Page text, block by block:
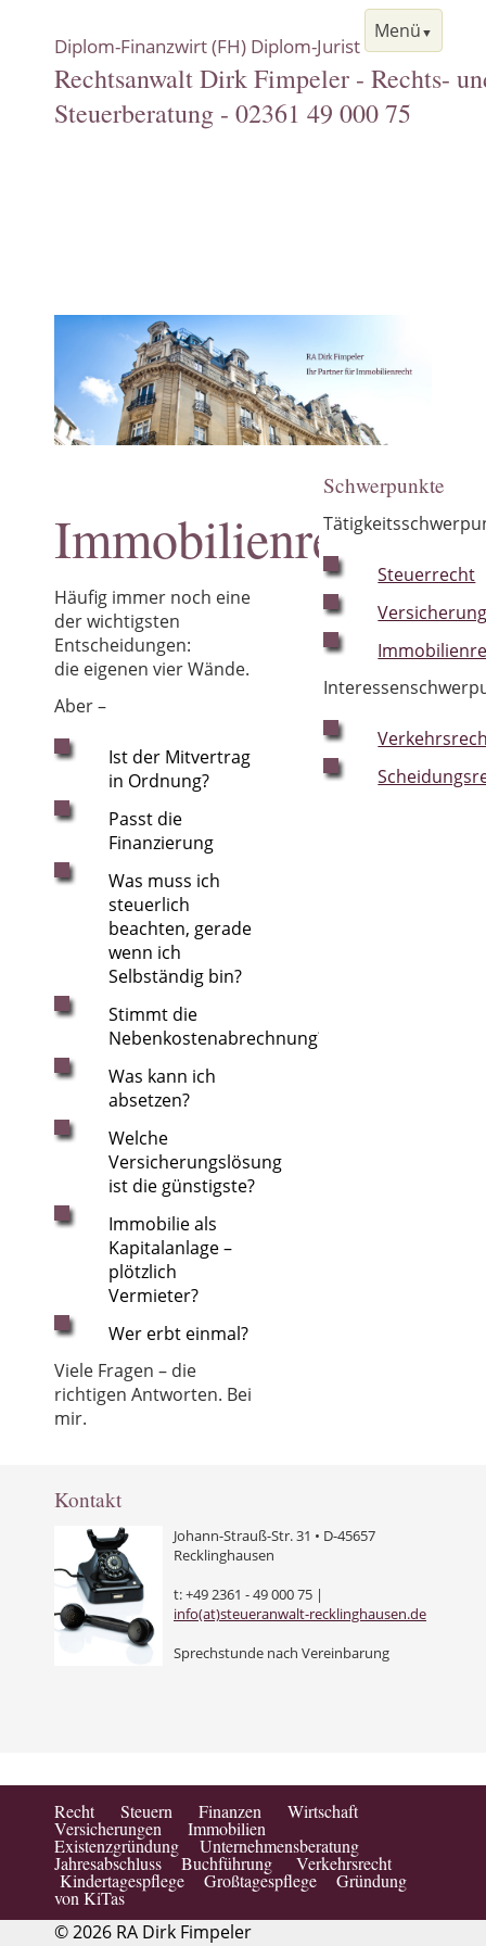
Menü
Diplom-Finanzwirt (FH) Diplom-Jurist
Rechtsanwalt Dirk Fimpeler - Rechts-
Steuerberatung - 02361 49 000 75
Immobilienrecht
Verkehrsrecht
Scheidungsrecht
Existenzgründung
Über mich
Kooperation
Immobilienrecht
Häufig immer noch eine
der wichtigsten
Entscheidungen:
die eigenen vier Wände.
Aber –
Ist der Mitvertrag
in Ordnung?
Passt die
Finanzierung
Was muss ich
steuerlich
beachten, gerade
wenn ich
Selbständig bin?
Stimmt die
Nebenkostenabrechnung?
Was kann ich
absetzen?
Welche
Versicherungslösung
ist die günstigste?
Immobilie als
Kapitalanlage –
plötzlich
Vermieter?
Wer erbt einmal?
Viele Fragen – die
richtigen Antworten. Bei
mir.
Schwerpunkte
Steuerrecht
Kontakt
Johann-Strauß-Str. 31 • D-45657
Recklinghausen
t: +49 2361 - 49 000 75 |
info(at)steueranwalt-recklinghausen.de
Sprechstunde nach Vereinbarung
Recht Steuern Finanzen Wirtschaft
Versicherungen Immobilien
Existenzgründung Unternehmensberatung
Jahresabschluss Buchführung Verkehrsrecht
Kindertagespflege Großtagespflege Gründung
von KiTas
© 2026 RA Dirk Fimpeler